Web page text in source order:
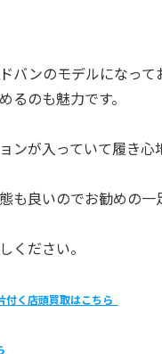
バンのモデルになって
るのも魅力です。
ンが入っていて履き心
も良いのでお勧めの一
ください。
付く店頭買取はこちら